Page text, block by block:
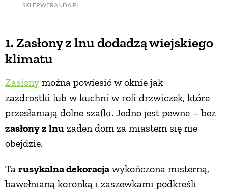
SKLEP.WERANDA.PL
1. Zasłony z lnu dodadzą wiejskiego
klimatu
Zasłony można powiesić w oknie jak
zazdrostki lub w kuchni w roli drzwiczek, które
przesłaniają dolne szafki. Jedno jest pewne – bez
zasłony z lnu żaden dom za miastem się nie
obejdzie.
Ta rusykalna dekoracja wykończona misterną,
bawełnianą koronką i zaszewkami podkreśli
ZUPY
CIASTA I DESERY
PRZETWORY